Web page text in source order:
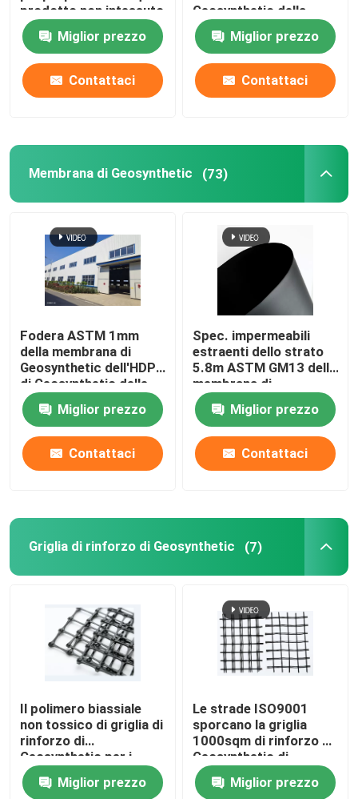
prodotto non intessuto
del geotessuto da 4
once Miglior prezzo
Contattaci
Geosynthetic della
costruzione per
protezione della
pavimentazione
Miglior prezzo
Contattaci
Membrana di Geosynthetic (73)
Fodera ASTM 1mm
della membrana di
Geosynthetic dell'HDPE
di Geosynthetic delle
collezioni dell'acqua
Miglior prezzo
Contattaci
Spec. impermeabili
estraenti dello strato
5.8m ASTM GM13 della
membrana di
Geosynthetic dell'HDPE
dello stagnoMiglior prezzo
Contattaci
Griglia di rinforzo di Geosynthetic (7)
Il polimero biassiale
non tossico di griglia di
rinforzo di
Geosynthetic per i
lastricatori rovescia la
protezioneMiglior prezzo
Le strade ISO9001
sporcano la griglia
1000sqm di rinforzo di
Geosynthetic di
rinforzo
Miglior prezzo